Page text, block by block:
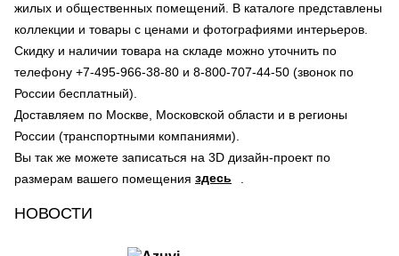
жилых и общественных помещений. В каталоге представлены
коллекции и товары с ценами и фотографиями интерьеров.
Скидку и наличии товара на складе можно уточнить по
телефону +7-495-966-38-80 и 8-800-707-44-50 (звонок по
России бесплатный).
Доставляем по Москве, Московской области и в регионы
России (транспортными компаниями).
Вы так же можете записаться на 3D дизайн-проект по
размерам вашего помещения здесь
НОВОСТИ